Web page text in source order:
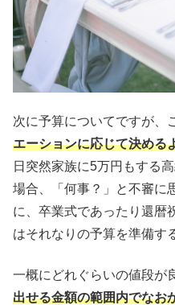
次に予算についてですが、
エーションに応じて決める
日突然家族に5万円もする
場合、「何事？」と不審に
に、卒業式であったり還暦
はそれなりの予算を準備す
一概にどれぐらいの値段が
出せる金額の範囲内でなお